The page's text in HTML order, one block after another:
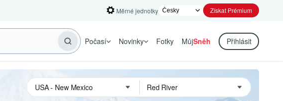
Měrné jednotky Získat Prémium
Počasí Novinky Fotky MůjSněh Přihlásit